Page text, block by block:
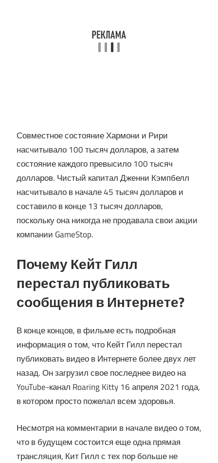
Совместное состояние Хармони и Рири
насчитывало 100 тысяч долларов, а затем
состояние каждого превысило 100 тысяч
долларов. Чистый капитал Дженни Кэмпбелл
насчитывало в начале 45 тысяч долларов и
составило в конце 13 тысяч долларов,
поскольку она никогда не продавала свои акции
компании GameStop.
Почему Кейт Гилл
перестал публиковать
сообщения в Интернете?
В конце концов, в фильме есть подробная
информация о том, что Кейт Гилл перестал
публиковать видео в Интернете более двух лет
назад. Он загрузил свое последнее видео на
YouTube-канал Roaring Kitty 16 апреля 2021 года,
в котором просто пожелал всем здоровья.
Несмотря на комментарии в начале видео о том,
что в будущем состоится еще одна прямая
трансляция, Кит Гилл с тех пор больше не